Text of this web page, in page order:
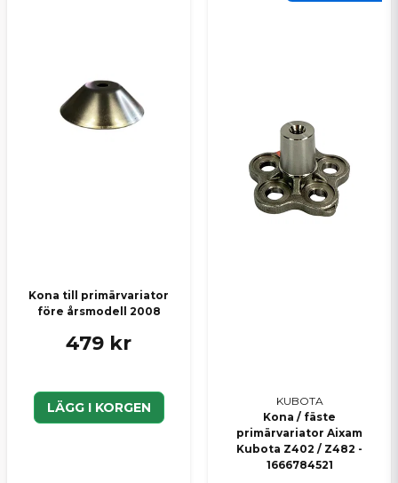
Kona till primärvariator
före årsmodell 2008
479 kr
LÄGG I KORGEN
KUBOTA
Kona / fäste
primärvariator Aixam
Kubota Z402 / Z482 -
1666784521